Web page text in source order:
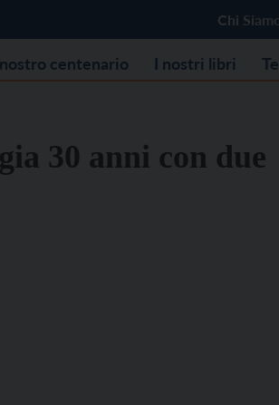
Chi
centenario I nostri libri
30 anni con due